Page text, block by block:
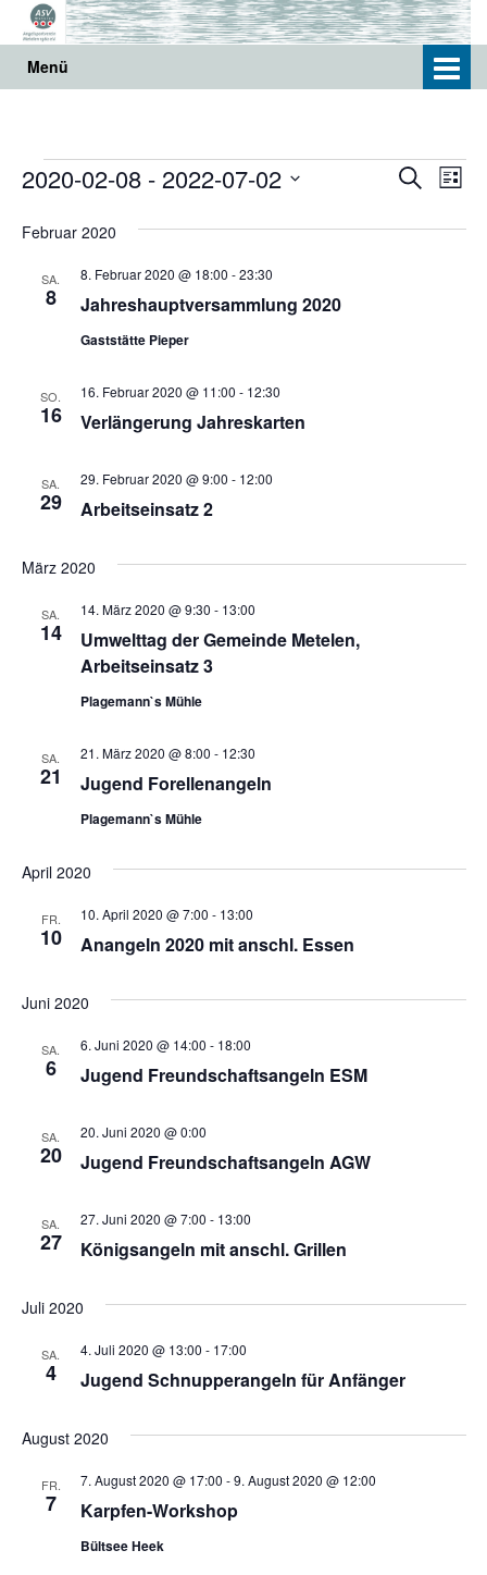
Springe
zum
Hauptmenü
Menü
Veranstaltungen V
n
e
A
n
N
a
v
S
c
V
r
n
v
t
L
2020-02-08 - 2022-07-02
a
Februar 2020
SA.
8 Jahreshauptversammlung 2020
8. Februar 2020 @ 18:00 -23:30
Gaststätte Pieper
SO.
16 Verlängerung Jahreskarten
16. Februar 2020 @ 11:00 - 12:30
SA.
29 Arbeitseinsatz 2
29. Februar 2020 @ 9:00 - 12:00
März 2020
SA.
14
Umwelttag der Gemeinde Metelen,
Arbeitseinsatz 3
14. März 2020 @ 9:30 - 13:00
Plagemann`s Mühle
SA.
21 Jugend Forellenangeln
21. März 2020 @ 8:00 - 12:30
Plagemann`s Mühle
April 2020
FR.
10 Anangeln 2020 mit anschl. Essen
10. April 2020 @ 7:00 - 13:00
Juni 2020
SA.
6 Jugend Freundschaftsangeln ESM
6. Juni 2020 @ 14:00 - 18:00
SA.
20 Jugend Freundschaftsangeln AGW
20. Juni 2020 @ 0:00
SA.
27 Königsangeln mit anschl. Grillen
27. Juni 2020 @ 7:00 - 13:00
Juli 2020
SA.
4 Jugend Schnupperangeln für Anfänger
4. Juli 2020 @ 13:00 - 17:00
August 2020
FR.
7 Karpfen-Workshop
7. August 2020 @ 17:00 -9. August 2020 @ 12:00
Bültsee Heek